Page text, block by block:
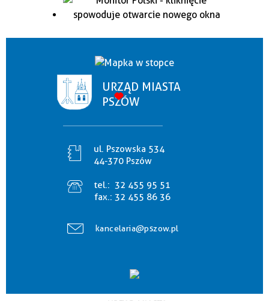
URZĄD MIASTA
PSZÓW
ul. Pszowska 534
44-370 Pszów
tel.: 32 455 95 51
fax.: 32 455 86 36
kancelaria@pszow.pl